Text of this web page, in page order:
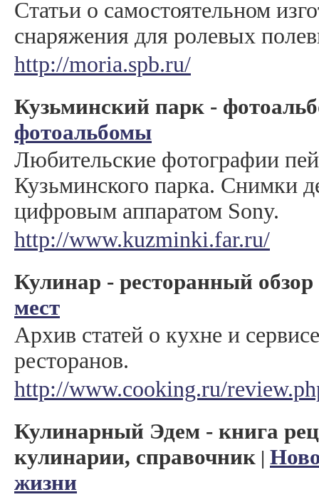
Статьи о самостоятельном
снаряжения для ролевых
http://moria.spb.ru/
Кузьминский парк -
фотоальбомы
Любительские фотографии
Кузьминского парка. Снимки
цифровым аппаратом Sony.
http://www.kuzminki.far.ru/
Кулинар - ресторанный обзор
мест
Архив статей о кухне и
ресторанов.
http://www.cooking.ru/
Кулинарный Эдем - книга
кулинарии, справочник |
жизни